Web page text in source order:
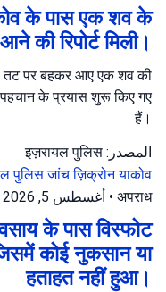
के पास एक शव के
की रिपोर्ट मिली।
तट पर बहकर आए एक शव की
के प्रयास शुरू किए गए
हैं।
المصدر: इज़रायल पुलिस
पुलिसजांचज़िक्रोन याकोव
अपराध
• أغسطس 5, 2026 at 8:49 ص
के पास विस्फोट
कोई नुकसान या
हताहत नहीं हुआ।